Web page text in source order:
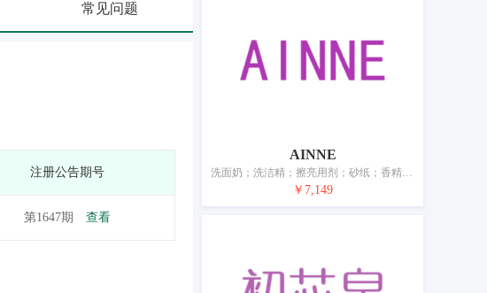
常见问题
注册公告期号
第1647期 查看
AINNE
洗面奶；洗洁精；擦亮用剂；砂纸；香精油；化妆品；个人或动物用除臭剂；牙膏；干花瓣与香料混合物（香料）；空气芳香剂
￥7,149